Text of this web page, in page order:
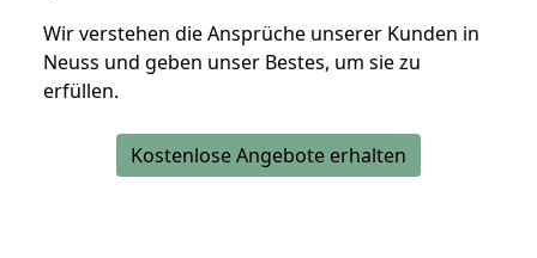
Wir verstehen die Ansprüche unserer Kunden in
Neuss und geben unser Bestes, um sie zu
erfüllen.
Kostenlose Angebote erhalten